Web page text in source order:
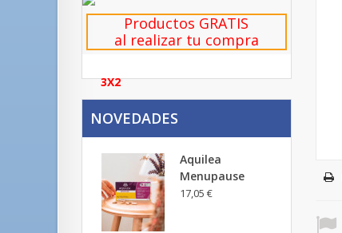
Productos GRATIS
al realizar tu compra
3X2
NOVEDADES
Aquilea
Menupause
17,05 €